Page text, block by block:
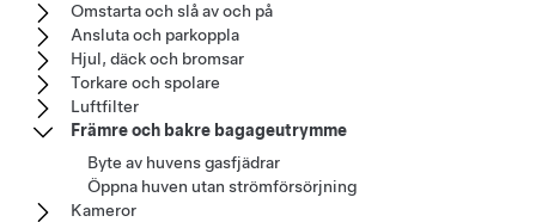
Omstarta och slå av och på
Ansluta och parkoppla
Hjul, däck och bromsar
Torkare och spolare
Luftfilter
Främre och bakre bagageutrymme
Byte av huvens gasfjädrar
Öppna huven utan strömförsörjning
Kameror